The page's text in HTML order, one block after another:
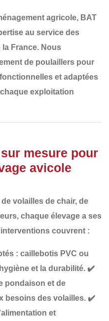
agricole, BAT
au service des
la France. Nous
de poulaillers pour
fonctionnelles et adaptées
exploitation
mesure pour
avicole
de volailles de chair, de
, chaque élevage a ses
couvrent :
: caillebotis PVC ou
et la durabilité. ✔️
pondaison et de
besoins des volailles. ✔️
et